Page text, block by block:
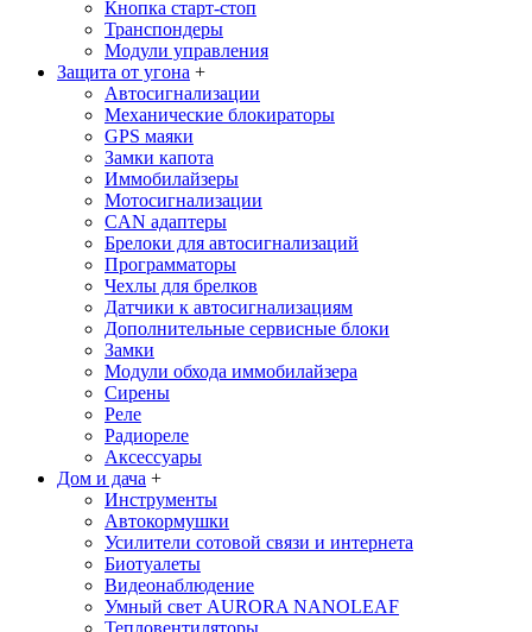
Кнопка старт-стоп
Транспондеры
Модули управления
Защита от угона +
Автосигнализации
Механические блoкираторы
GPS маяки
Замки капота
Иммобилайзеры
Мотосигнализации
CAN адаптеры
Брелоки для автосигнализаций
Программаторы
Чехлы для брелков
Датчики к автосигнализациям
Дополнительные сервисные блоки
Замки
Модули обхода иммобилайзера
Сирены
Реле
Радиореле
Аксессуары
Дом и дача +
Инструменты
Автокормушки
Усилители сотовой связи и интернета
Биотуалеты
Видеонаблюдение
Умный свет AURORA NANOLEAF
Тепловентиляторы